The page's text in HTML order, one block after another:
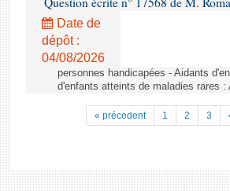
Date de
dépôt :
04/08/2026
personnes handicapées - Aidants
d'enfants atteints de maladies rares :
« précedent 1 2 3